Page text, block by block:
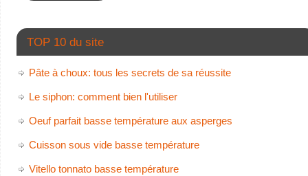
TOP 10 du site
Pâte à choux: tous les secrets de sa réussite
Le siphon: comment bien l'utiliser
Oeuf parfait basse température aux asperges
Cuisson sous vide basse température
Vitello tonnato basse température